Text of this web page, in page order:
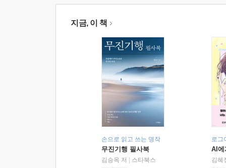
지금, 이 책
손으로 읽고 쓰는 명작
무진기행 필사북
김승옥 저
스타북스
로그
AI에
김혜